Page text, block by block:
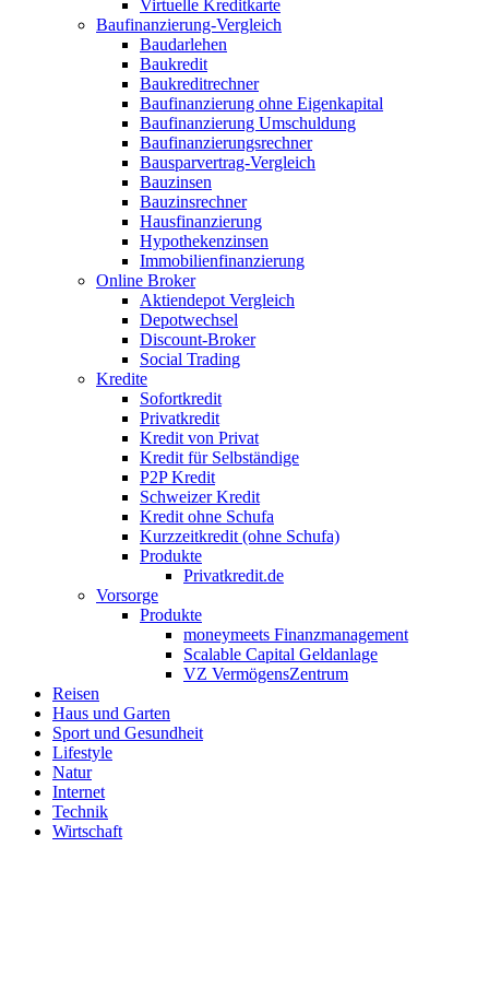
Virtuelle Kreditkarte
Baufinanzierung-Vergleich
Baudarlehen
Baukredit
Baukreditrechner
Baufinanzierung ohne Eigenkapital
Baufinanzierung Umschuldung
Baufinanzierungsrechner
Bausparvertrag-Vergleich
Bauzinsen
Bauzinsrechner
Hausfinanzierung
Hypothekenzinsen
Immobilienfinanzierung
Online Broker
Aktiendepot Vergleich
Depotwechsel
Discount-Broker
Social Trading
Kredite
Sofortkredit
Privatkredit
Kredit von Privat
Kredit für Selbständige
P2P Kredit
Schweizer Kredit
Kredit ohne Schufa
Kurzzeitkredit (ohne Schufa)
Produkte
Privatkredit.de
Vorsorge
Produkte
moneymeets Finanzmanagement
Scalable Capital Geldanlage
VZ VermögensZentrum
Reisen
Haus und Garten
Sport und Gesundheit
Lifestyle
Natur
Internet
Technik
Wirtschaft